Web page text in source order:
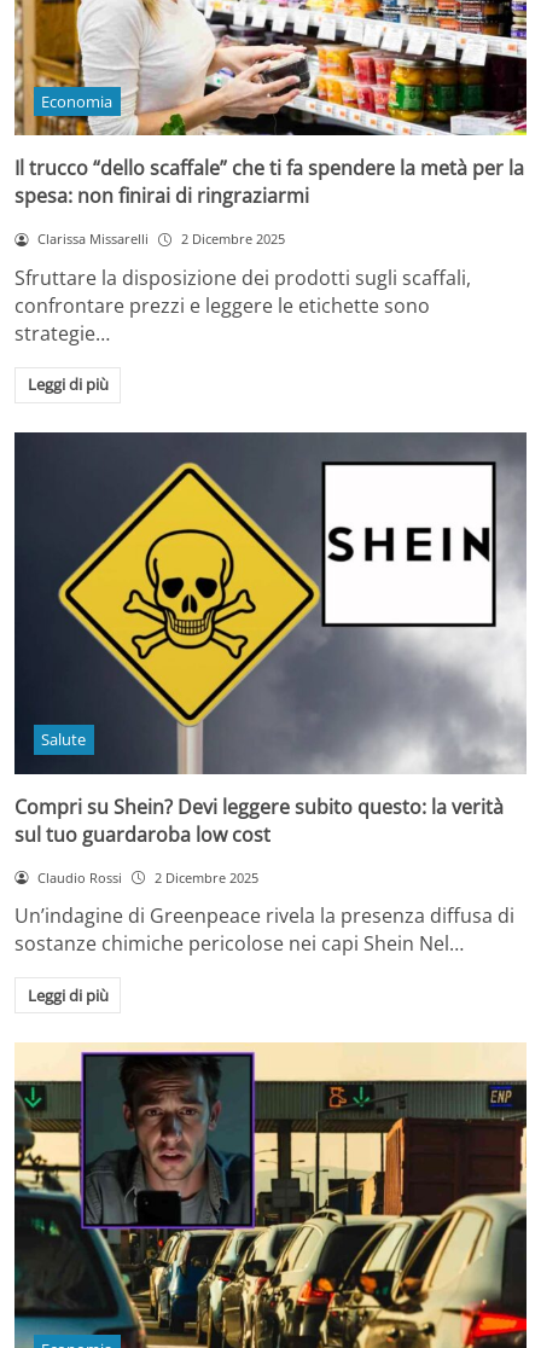
Economia
Il trucco “dello scaffale” che ti fa spendere la metà per la
spesa: non finirai di ringraziarmi
Clarissa Missarelli 2 Dicembre 2025
Sfruttare la disposizione dei prodotti sugli scaffali,
confrontare prezzi e leggere le etichette sono
strategie…
Leggi di più
Salute
Compri su Shein? Devi leggere subito questo: la verità
sul tuo guardaroba low cost
Claudio Rossi 2 Dicembre 2025
Un’indagine di Greenpeace rivela la presenza diffusa di
sostanze chimiche pericolose nei capi Shein Nel…
Leggi di più